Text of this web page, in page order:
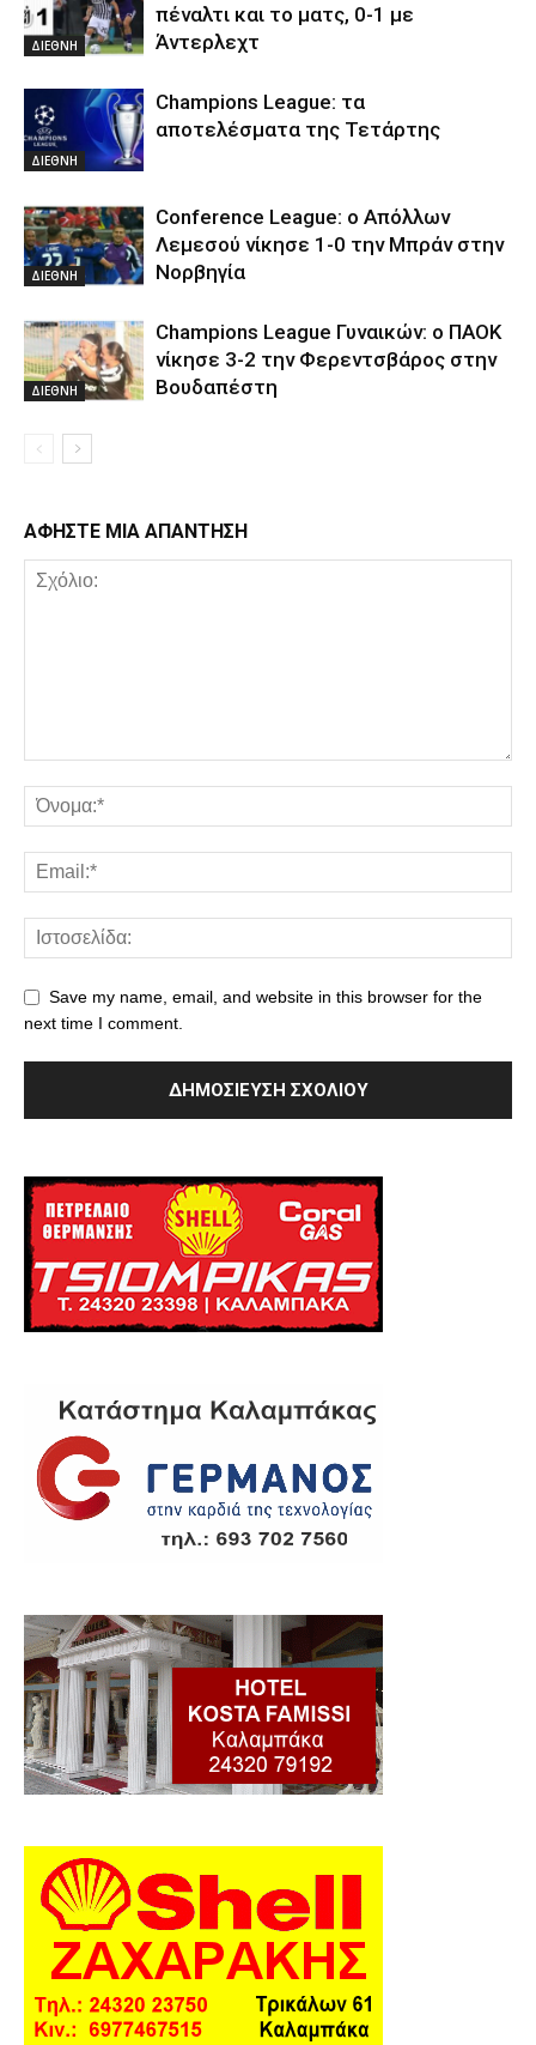
ΔΙΕΘΝΗ
πέναλτι και το ματς, 0-1 με
Άντερλεχτ
ΔΙΕΘΝΗ
Champions League: τα
αποτελέσματα της Τετάρτης
ΔΙΕΘΝΗ
Conference League: ο Απόλλων
Λεμεσού νίκησε 1-0 την Μπράν στην
Νορβηγία
ΔΙΕΘΝΗ
Champions League Γυναικών: ο ΠΑΟΚ
νίκησε 3-2 την Φερεντσβάρος στην
Βουδαπέστη
ΑΦΗΣΤΕ ΜΙΑ ΑΠΑΝΤΗΣΗ
Save my name, email, and website in this browser for the
next time I comment.